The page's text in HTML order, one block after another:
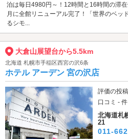
泊は毎日4980円～！12時間と16時間の滞
月に全館リニューアル完了！「世界のベッ
るシモ...
大倉山展望台から5.5km
北海道 札幌市手稲区西宮の沢6条
ホテル アーデン 宮の沢店
評価の投
口コミ - 件
北海道札
21
011-